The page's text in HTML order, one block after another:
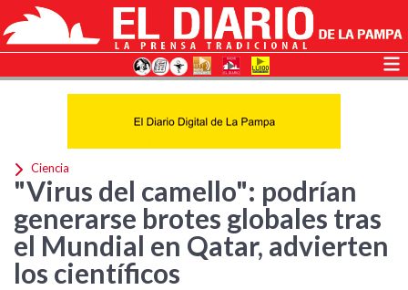
Ciencia
"Virus del camello": podrían
generarse brotes globales tras
el Mundial en Qatar, advierten
los científicos